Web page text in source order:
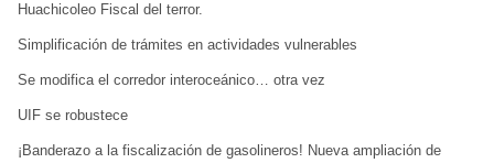
Huachicoleo Fiscal del terror.
Simplificación de trámites en actividades vulnerables
Se modifica el corredor interoceánico… otra vez
UIF se robustece
¡Banderazo a la fiscalización de gasolineros! Nueva ampliación de